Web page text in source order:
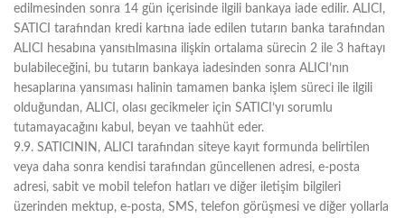
edilmesinden sonra 14 gün içerisinde ilgili bankaya iade edilir. ALICI,
SATICI tarafından kredi kartına iade edilen tutarın banka tarafından
ALICI hesabına yansıtılmasına ilişkin ortalama sürecin 2 ile 3 haftayı
bulabileceğini, bu tutarın bankaya iadesinden sonra ALICI’nın
hesaplarına yansıması halinin tamamen banka işlem süreci ile ilgili
olduğundan, ALICI, olası gecikmeler için SATICI’yı sorumlu
tutamayacağını kabul, beyan ve taahhüt eder.
9.9. SATICININ, ALICI tarafından siteye kayıt formunda belirtilen
veya daha sonra kendisi tarafından güncellenen adresi, e-posta
adresi, sabit ve mobil telefon hatları ve diğer iletişim bilgileri
üzerinden mektup, e-posta, SMS, telefon görüşmesi ve diğer yollarla